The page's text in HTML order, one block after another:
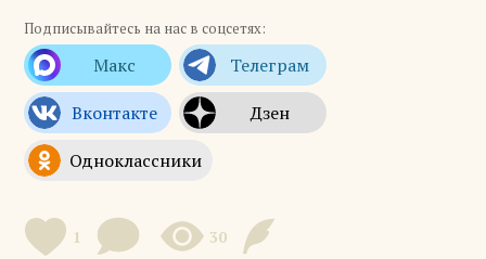
Подписывайтесь на нас в соцсетях:
1 30